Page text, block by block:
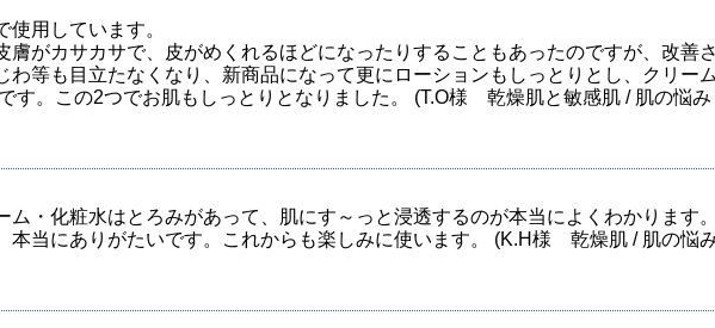
使用しています。
膚がカサカサで、皮がめくれるほどになったりすることもあったのですが、改善
わ等も目立たなくなり、新商品になって更にローションもしっとりとし、クリー
す。この2つでお肌もしっとりとなりました。 (T.O様 乾燥肌と敏感肌 / 肌の悩
ム・化粧水はとろみがあって、肌にす～っと浸透するのが本当によくわかります
本当にありがたいです。これからも楽しみに使います。 (K.H様 乾燥肌 / 肌の